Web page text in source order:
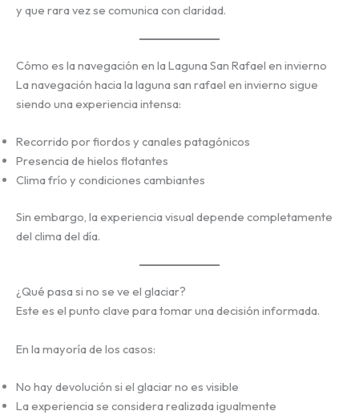
y que rara vez se comunica con claridad.
Cómo es la navegación en la Laguna San Rafael en invierno
La navegación hacia la laguna san rafael en invierno sigue
siendo una experiencia intensa:
Recorrido por fiordos y canales patagónicos
Presencia de hielos flotantes
Clima frío y condiciones cambiantes
Sin embargo, la experiencia visual depende completamente
del clima del día.
¿Qué pasa si no se ve el glaciar?
Este es el punto clave para tomar una decisión informada.
En la mayoría de los casos:
No hay devolución si el glaciar no es visible
La experiencia se considera realizada igualmente